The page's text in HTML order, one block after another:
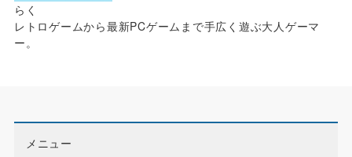
らく
レトロゲームから最新PCゲームまで手広く遊ぶ大人ゲーマ
ー。
メニュー